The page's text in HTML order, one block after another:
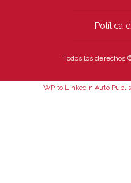
Política
Todos los derechos
WP to LinkedIn Auto